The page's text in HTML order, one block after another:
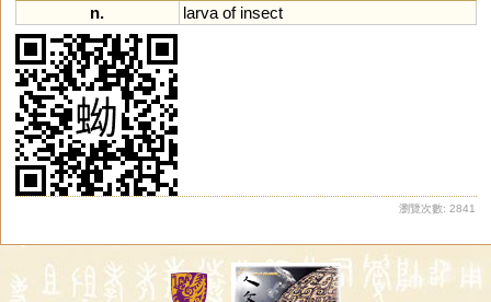
n.
larva of insect
瀏覽次數: 2841